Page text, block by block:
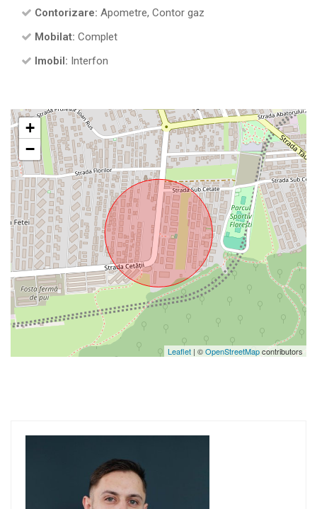
Contorizare: Apometre, Contor gaz
Mobilat: Complet
Imobil: Interfon
+
−
Leaflet | ©OpenStreetMapcontributors